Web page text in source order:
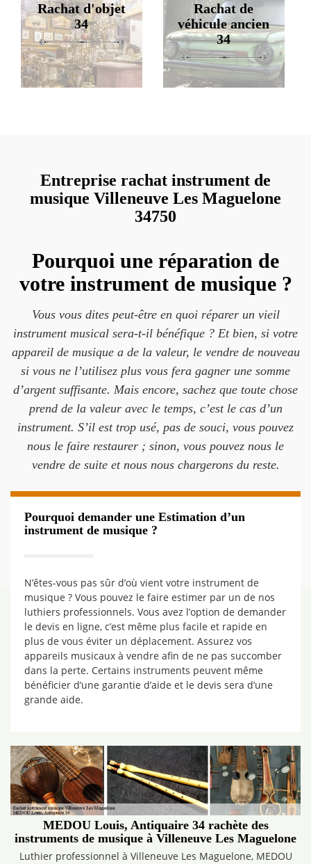
Rachat d'objet
34
Rachat de
véhicule ancien
34
Entreprise rachat instrument de
musique Villeneuve Les Maguelone
34750
Pourquoi une réparation de
votre instrument de musique ?
Vous vous dites peut-être en quoi réparer un vieil
instrument musical sera-t-il bénéfique ? Et bien, si votre
appareil de musique a de la valeur, le vendre de nouveau
si vous ne l’utilisez plus vous fera gagner une somme
d’argent suffisante. Mais encore, sachez que toute chose
prend de la valeur avec le temps, c’est le cas d’un
instrument. S’il est trop usé, pas de souci, vous pouvez
nous le faire restaurer ; sinon, vous pouvez nous le
vendre de suite et nous nous chargerons du reste.
Pourquoi demander une Estimation d’un
instrument de musique ?
N’êtes-vous pas sûr d’où vient votre instrument de
musique ? Vous pouvez le faire estimer par un de nos
luthiers professionnels. Vous avez l’option de demander
le devis en ligne, c’est même plus facile et rapide en
plus de vous éviter un déplacement. Assurez vos
appareils musicaux à vendre afin de ne pas succomber
dans la perte. Certains instruments peuvent même
bénéficier d’une garantie d’aide et le devis sera d’une
grande aide.
MEDOU Louis, Antiquaire 34 rachète des
instruments de musique à Villeneuve Les Maguelone
Luthier professionnel à Villeneuve Les Maguelone, MEDOU